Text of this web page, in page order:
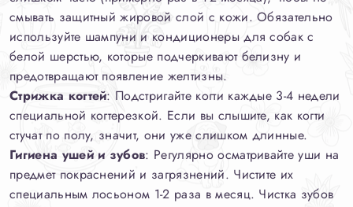
смывать защитный жировой слой с кожи. Обязательно
используйте шампуни и кондиционеры для собак с
белой шерстью, которые подчеркивают белизну и
предотвращают появление желтизны.
Стрижка когтей: Подстригайте когти каждые 3-4 недели
специальной когтерезкой. Если вы слышите, как когти
стучат по полу, значит, они уже слишком длинные.
Гигиена ушей и зубов: Регулярно осматривайте уши на
предмет покраснений и загрязнений. Чистите их
специальным лосьоном 1-2 раза в месяц. Чистка зубов